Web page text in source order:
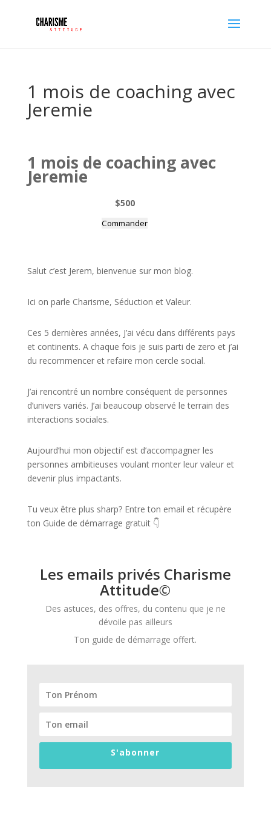
1 mois de coaching avec
Jeremie
1 mois de coaching avec
Jeremie
$500
Commander
Salut c’est Jerem, bienvenue sur mon blog.
Ici on parle Charisme, Séduction et Valeur.
Ces 5 dernières années, J’ai vécu dans différents pays
et continents. A chaque fois je suis parti de zero et j’ai
du recommencer et refaire mon cercle social.
J’ai rencontré un nombre conséquent de personnes
d’univers variés. J’ai beaucoup observé le terrain des
interactions sociales.
Aujourd’hui mon objectif est d’accompagner les
personnes ambitieuses voulant monter leur valeur et
devenir plus impactants.
Tu veux être plus sharp? Entre ton email et récupère
ton Guide de démarrage gratuit 👇
Les emails privés Charisme
Attitude©
Des astuces, des offres, du contenu que je ne
dévoile pas ailleurs
Ton guide de démarrage offert.
S'abonner